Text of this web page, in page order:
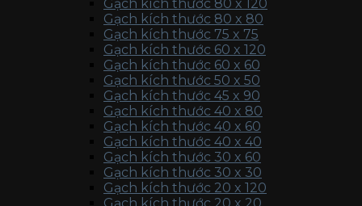
Gạch kích thước 80 x 120
Gạch kích thước 80 x 80
Gạch kích thước 75 x 75
Gạch kích thước 60 x 120
Gạch kích thước 60 x 60
Gạch kích thước 50 x 50
Gạch kích thước 45 x 90
Gạch kích thước 40 x 80
Gạch kích thước 40 x 60
Gạch kích thước 40 x 40
Gạch kích thước 30 x 60
Gạch kích thước 30 x 30
Gạch kích thước 20 x 120